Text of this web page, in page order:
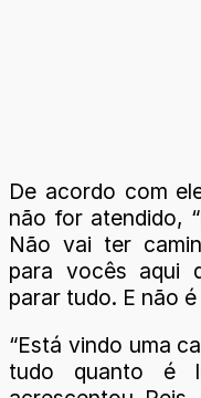
De acordo com
não for atendido,
Não vai ter
para vocês aqui
parar tudo. E não
“Está vindo uma
tudo quanto é